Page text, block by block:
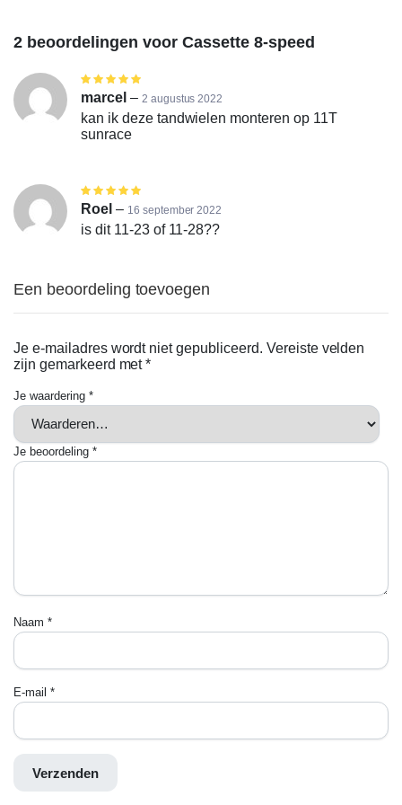
2 beoordelingen voor Cassette 8-speed
marcel – 2 augustus 2022
kan ik deze tandwielen monteren op 11T
sunrace
5uit 5
Roel – 16 september 2022
is dit 11-23 of 11-28??
Een beoordeling toevoegen
Je e-mailadres wordt niet gepubliceerd. Vereiste velden
zijn gemarkeerd met*
Je waardering *
Je beoordeling *
Naam *
E-mail *